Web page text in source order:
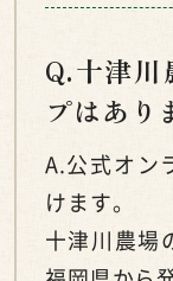
Q.十津川
プはあり
A.公式オン
けます。
十津川農場